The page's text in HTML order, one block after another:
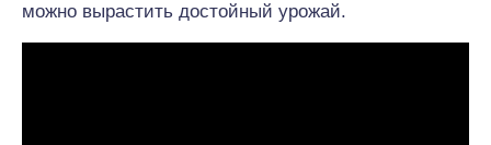
можно вырастить достойный урожай.